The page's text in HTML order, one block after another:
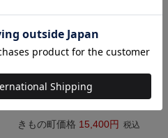
未仕立て・仮絵羽状態の正絹着
物専用紋入れ
きもの町価格 15,400 税込